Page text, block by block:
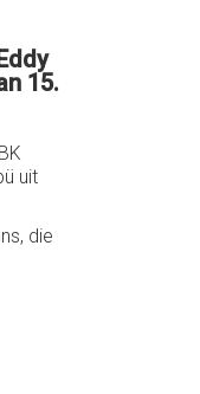
15.
uit
die